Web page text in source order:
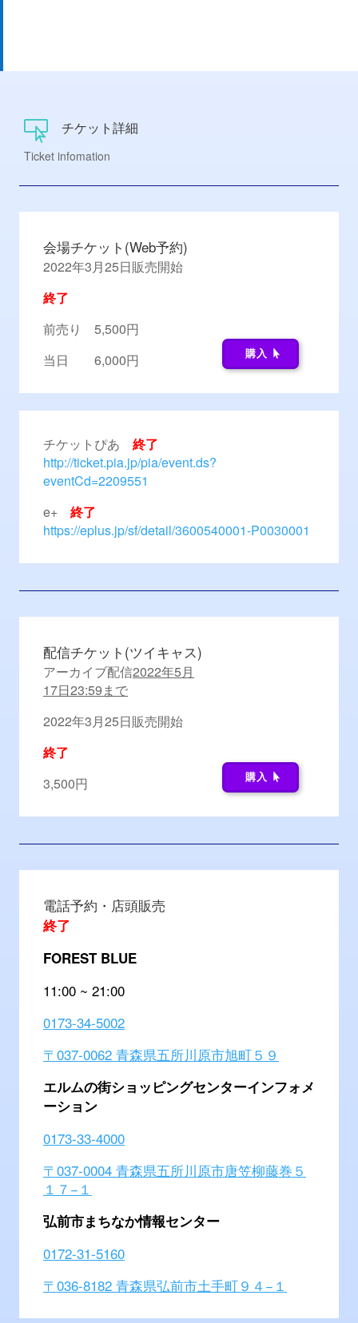
 チケット詳細
Ticket infomation
会場チケット(Web予約)
2022年3月25日販売開始
終了
前売り 5,500円
当日 6,000円
購入
チケットぴあ 終了
http://ticket.pia.jp/pia/event.ds?
eventCd=2209551
e+ 終了
https://eplus.jp/sf/detail/3600540001-P0030001
配信チケット(ツイキャス)
アーカイブ配信2022年5月
17日23:59まで
2022年3月25日販売開始
終了
3,500円
購入
電話予約・店頭販売
終了
FOREST BLUE
11:00 ~ 21:00
0173-34-5002
〒037-0062 青森県五所川原市旭町５９
エルムの街ショッピングセンターインフォメ
ーション
0173-33-4000
〒037-0004 青森県五所川原市唐笠柳藤巻５
１７−１
弘前市まちなか情報センター
0172-31-5160
〒036-8182 青森県弘前市土手町９４−１